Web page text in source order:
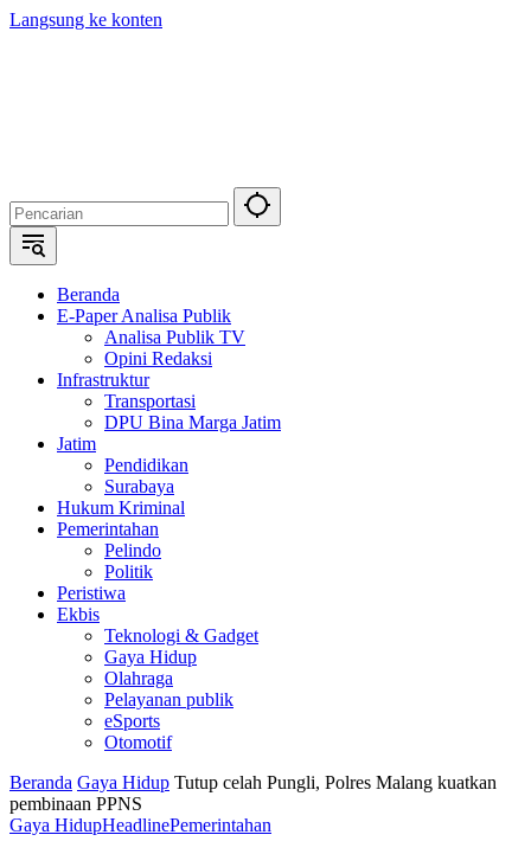
Langsung ke konten
Beranda
E-Paper Analisa Publik
Analisa Publik TV
Opini Redaksi
Infrastruktur
Transportasi
DPU Bina Marga Jatim
Jatim
Pendidikan
Surabaya
Hukum Kriminal
Pemerintahan
Pelindo
Politik
Peristiwa
Ekbis
Teknologi & Gadget
Gaya Hidup
Olahraga
Pelayanan publik
eSports
Otomotif
Beranda Gaya Hidup Tutup celah Pungli, Polres Malang kuatkan
pembinaan PPNS
Gaya HidupHeadlinePemerintahan